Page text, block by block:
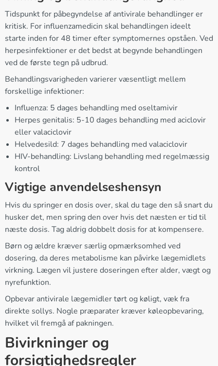
Tidspunkt for påbegyndelse af antivirale behandlinger er
kritisk. For influenzamedicin skal behandlingen ideelt
starte inden for 48 timer efter symptomernes opståen. Ved
herpesinfektioner er det bedst at begynde behandlingen
ved de første tegn på udbrud.
Behandlingsvarigheden varierer væsentligt mellem
forskellige infektioner:
Influenza: 5 dages behandling med oseltamivir
Herpes genitalis: 5-10 dages behandling med aciclovir
eller valaciclovir
Helvedesild: 7 dages behandling med valaciclovir
HIV-behandling: Livslang behandling med regelmæssig
kontrol
Vigtige anvendelseshensyn
Hvis du springer en dosis over, skal du tage den så snart du
husker det, men spring den over hvis det næsten er tid til
næste dosis. Tag aldrig dobbelt dosis for at kompensere.
Børn og ældre kræver særlig opmærksomhed ved
dosering, da deres metabolisme kan påvirke lægemidlets
virkning. Lægen vil justere doseringen efter alder, vægt og
nyrefunktion.
Opbevar antivirale lægemidler tørt og køligt, væk fra
direkte sollys. Nogle præparater kræver køleopbevaring,
hvilket vil fremgå af pakningen.
Bivirkninger og
forsigtighedsregler